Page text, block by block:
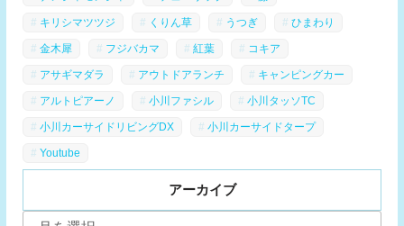
キリシマツツジ くりん草 うつぎ ひまわり
金木犀 フジバカマ 紅葉 コキア
アサギマダラ アウトドアランチ キャンピングカー
アルトピアーノ 小川ファシル 小川タッソTC
小川カーサイドリビングDX 小川カーサイドタープ
Youtube
アーカイブ